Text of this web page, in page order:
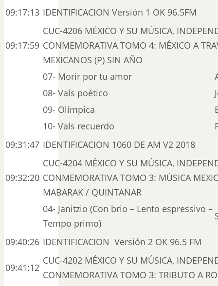
09:17:13 IDENTIFICACION Versión 1 OK 96.5FM
09:17:59
CUC-4206 MÉXICO Y SU MÚSICA,
CONMEMORATIVA TOMO 4: MÉXICO A
MEXICANOS (P) SIN AÑO
07- Morir por tu amor
08- Vals poético
09- Olímpica
10- Vals recuerdo
09:31:47 IDENTIFICACION 1060 DE AM V2 2018
09:32:20
CUC-4204 MÉXICO Y SU MÚSICA,
CONMEMORATIVA TOMO 3: MÚSICA
MABARAK / QUINTANAR
04- Janitzio (Con brio – Lento espressivo –
Tempo primo)
09:40:26 IDENTIFICACION Versión 2 OK 96.5 FM
09:41:12
CUC-4202 MÉXICO Y SU MÚSICA,
CONMEMORATIVA TOMO 3: TRIBUTO A